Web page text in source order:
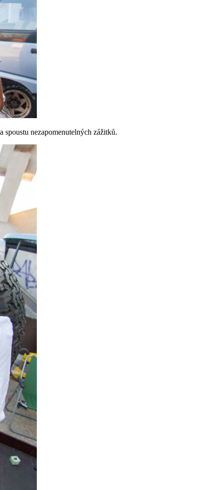
spoustu nezapomenutelných zážitků.